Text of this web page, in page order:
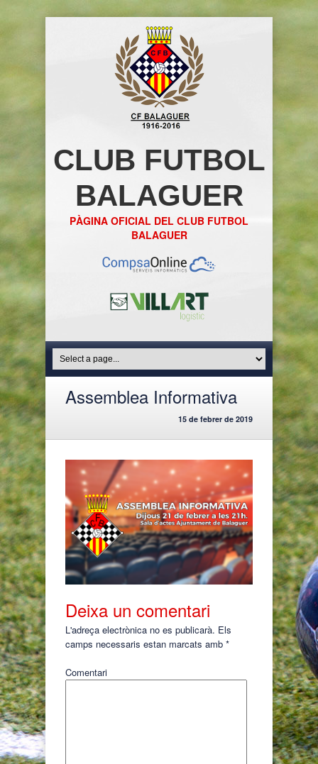
CLUB FUTBOL
BALAGUER
PÀGINA OFICIAL DEL CLUB FUTBOL
BALAGUER
Assemblea Informativa
15 de febrer de 2019
Deixa un comentari
L'adreça electrònica no es publicarà. Els
camps necessaris estan marcats amb *
Comentari